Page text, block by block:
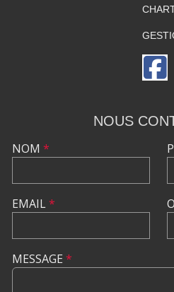
NOUS
NOM *
EMAIL*
MESSAGE *